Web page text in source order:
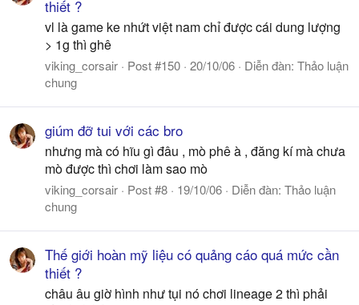
thiết ?
vl là game ke nhứt việt nam chỉ được cái dung lượng
> 1g thì ghê
viking_corsair Post #150 20/10/06 Diễn đàn: Thảo luận
chung
giúm đỡ tui với các bro
nhưng mà có hĩu gì đâu , mò phê à , đăng kí mà chưa
mò được thì chơi làm sao mò
viking_corsair Post #8 19/10/06 Diễn đàn: Thảo luận
chung
Thế giới hoàn mỹ liệu có quảng cáo quá mức cần
thiết ?
châu âu giờ hình như tụi nó chơi lineage 2 thì phải